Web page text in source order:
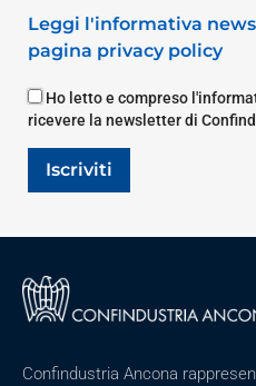
Leggi l'informativa
pagina privacy policy
Ho letto e compreso
ricevere la newsletter di
Iscriviti
Confindustria Ancona